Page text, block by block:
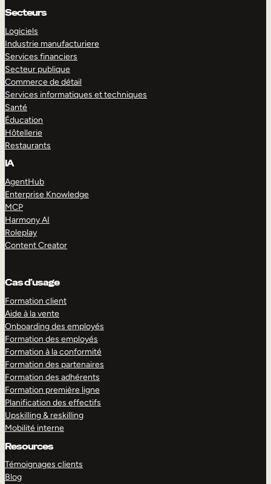
Secteurs
Logiciels
Industrie manufacturiere
Services financiers
Secteur publique
Commerce de détail
Services informatiques et techniques
Santé
Éducation
Hôtellerie
Restaurants
IA
AgentHub
Enterprise Knowledge
MCP
Harmony AI
Roleplay
Content Creator
Cas d’usage
Formation client
Aide à la vente
Onboarding des employés
Formation des employés
Formation à la conformité
Formation des partenaires
Formation des adhérents
Formation première ligne
Planification des effectifs
Upskilling & reskilling
Mobilité interne
Resources
Témoignages clients
Blog